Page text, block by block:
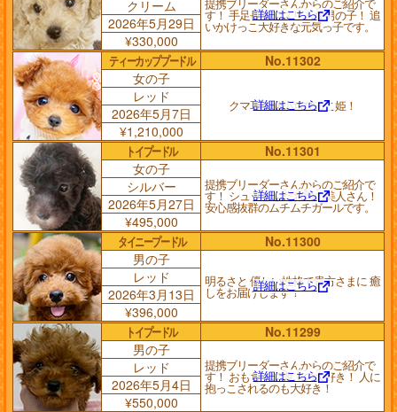
す！ 手足長めでスリムな男の子！ 追
いかけっこ大好きな元気っ子です。
詳細はこちら
クリーム
2026年5月29日
¥330,000
ティーカッププードル
No.11302
女の子
クマ耳の極小ちびっこ姫！
詳細はこちら
レッド
2026年5月7日
¥1,210,000
トイプードル
No.11301
女の子
提携ブリーダーさんからのご紹介で
す！ シュッとしたお顔の美人さん！
安心感抜群のムチムチガールです。
詳細はこちら
シルバー
2026年5月27日
¥495,000
タイニープードル
No.11300
男の子
明るさと 優しい性格で貴方さまに 癒
しをお届けします！
詳細はこちら
レッド
2026年3月13日
¥396,000
トイプードル
No.11299
男の子
提携ブリーダーさんからのご紹介で
す！ おもちゃで遊ぶの大好き！ 人に
抱っこされるのも大好き！
詳細はこちら
レッド
2026年5月4日
¥550,000